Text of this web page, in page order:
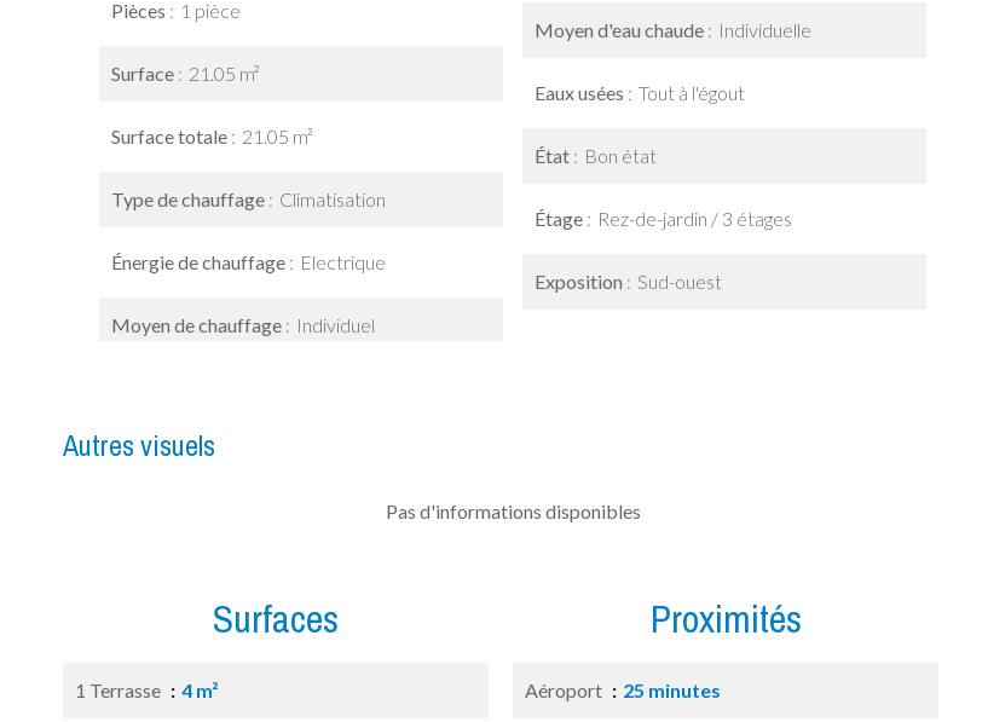
Pièces 1 pièce
Surface 21.05 m²
Surface totale 21.05 m²
Type de chauffage Climatisation
Énergie de chauffage Electrique
Moyen de chauffage Individuel
Moyen d'eau chaude Individuelle
Eaux usées Tout à l'égout
État Bon état
Étage Rez-de-jardin / 3 étages
Exposition Sud-ouest
Autres visuels
Pas d'informations disponibles
Surfaces
1 Terrasse 4 m²
Proximités
Aéroport 25 minutes